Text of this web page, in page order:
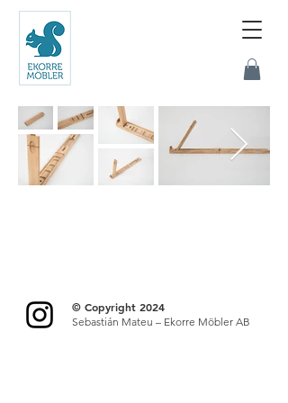
© Copyright 2024
Sebastián Mateu – Ekorre Möbler AB